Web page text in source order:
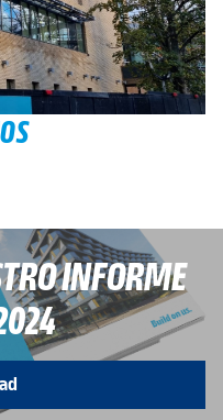
INFORME